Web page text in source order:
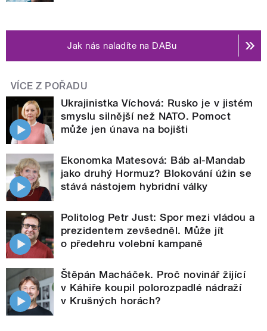
Jak nás naladíte na DABu
VÍCE Z POŘADU
Ukrajinistka Víchová: Rusko je v jistém
smyslu silnější než NATO. Pomoct
může jen únava na bojišti
Ekonomka Matesová: Báb al-Mandab
jako druhý Hormuz? Blokování úžin se
stává nástojem hybridní války
Politolog Petr Just: Spor mezi vládou a
prezidentem zevšedněl. Může jít
o předehru volební kampaně
Štěpán Macháček. Proč novinář žijící
v Káhiře koupil polorozpadlé nádraží
v Krušných horách?